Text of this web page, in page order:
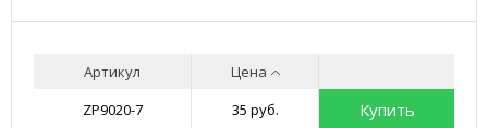
Артикул
Цена
ZP9020-7
35 руб. Купить